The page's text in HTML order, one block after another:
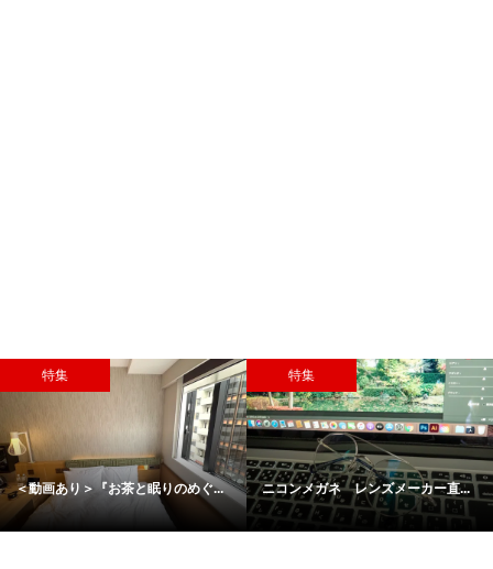
特集
＜動画あり＞『お茶と眠りのめぐ...
特集
ニコンメガネ レンズメーカー直...